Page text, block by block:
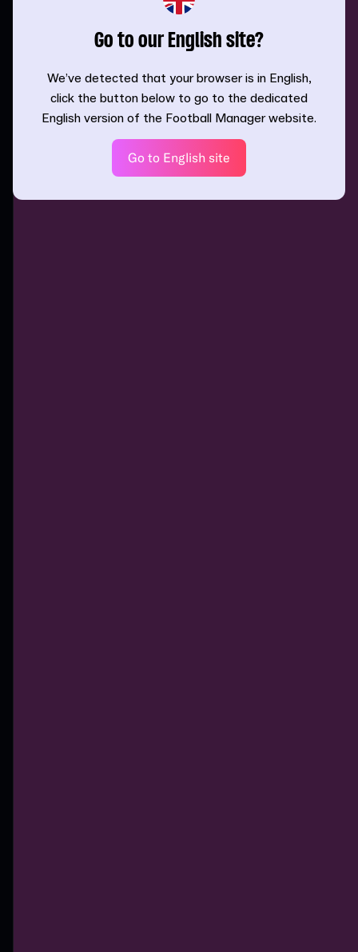
Go to our English site?
We’ve detected that your browser is in English,
click the button below to go to the dedicated
English version of the Football Manager website.
Go to English site